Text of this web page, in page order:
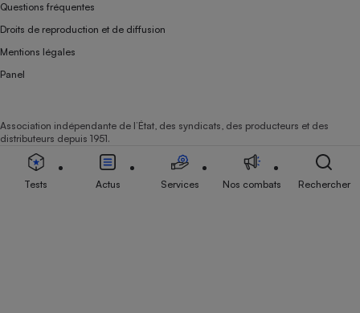
Questions fréquentes
Droits de reproduction et de diffusion
Mentions légales
Panel
Association indépendante de l’État, des syndicats, des producteurs et des
distributeurs depuis 1951.
Tests Actus Services Nos combats Rechercher